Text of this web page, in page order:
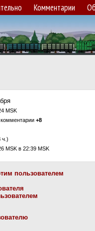
Комментарии
MSK
, комментарии +8
ч.)
MSK в 22:39 MSK
пользователем